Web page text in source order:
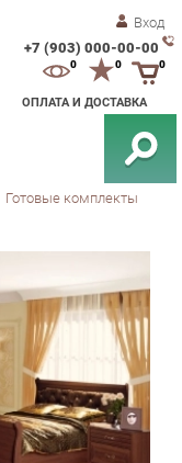
Вход
+7 (903) 000-00-00
ОПЛАТА И ДОСТАВКА
0 0
Готовые комплекты